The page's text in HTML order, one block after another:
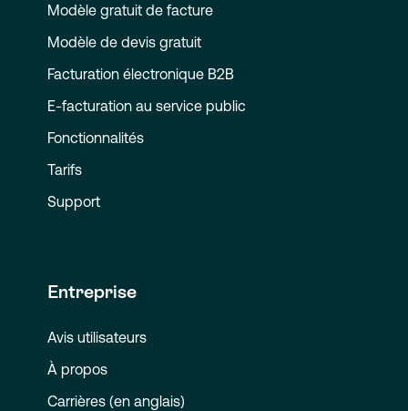
Modèle gratuit de facture
Modèle de devis gratuit
Facturation électronique B2B
E-facturation au service public
Fonctionnalités
Tarifs
Support
Entreprise
Avis utilisateurs
À propos
Carrières (en anglais)